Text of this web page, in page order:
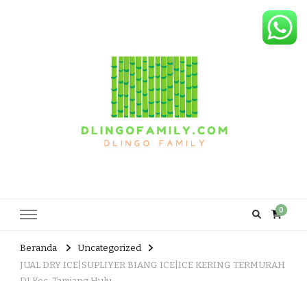
0
Beranda
Uncategorized
JUAL DRY ICE|SUPLIYER BIANG ICE|ICE KERING TERMURAH